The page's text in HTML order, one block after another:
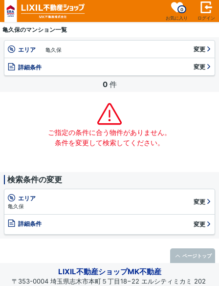
お気に入り
0
ログイン
亀久保のマンション一覧
エリア 亀久保 変更
詳細条件 変更
0 件
ご指定の条件に合う物件がありません。
条件を変更して検索してください。
検索条件の変更
エリア
亀久保
変更
詳細条件 変更
LIXIL不動産ショップMK不動産
〒353-0004 埼玉県志木市本町５丁目18−22 エルシティミカミ 202
ページトップ